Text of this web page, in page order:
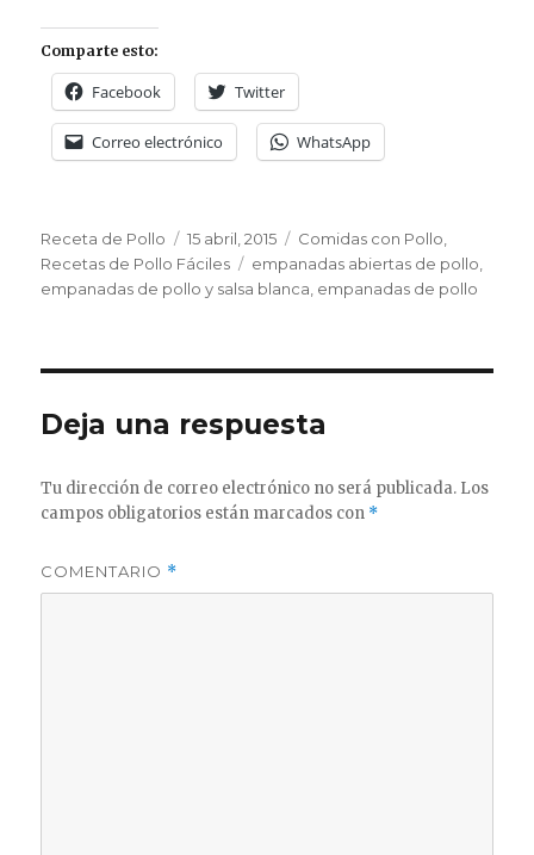
Comparte esto:
Facebook Twitter
Correo electrónico WhatsApp
Autor
Receta de Pollo
Publicado
el
15 abril, 2015 Categorías
Comidas con Pollo
Recetas de Pollo Fáciles
Etiquetas
empanadas abiertas de pollo
empanadas de pollo y salsa blanca empanadas de pollo
Deja una respuesta
Tu dirección de correo electrónico no será publicada. Los
campos obligatorios están marcados con *
COMENTARIO *